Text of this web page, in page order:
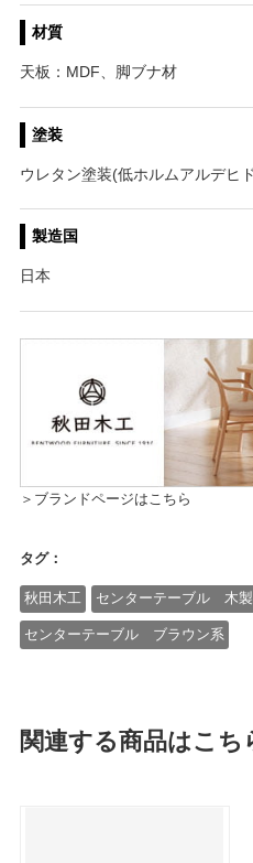
材質
天板：MDF、脚ブナ材
塗装
ウレタン塗装(低ホルムアルデヒ
製造国
日本
＞ブランドページはこちら
タグ：
秋田木工 センターテーブル 木製
センターテーブル ブラウン系
関連する商品はこち